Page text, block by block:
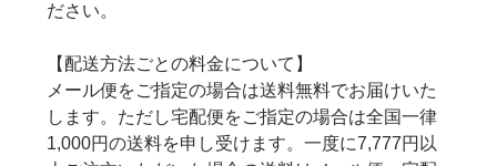
ださい。
【配送方法ごとの料金について】
メール便をご指定の場合は送料無料でお届けいた
します。ただし宅配便をご指定の場合は全国一律
1,000円の送料を申し受けます。一度に7,777円以